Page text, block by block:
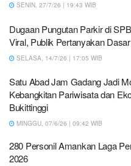
SENIN, 27/7/26 | 19:43 WIB
Dugaan Pungutan Parkir di
Viral, Publik Pertanyakan
SELASA, 14/7/26 | 17:05 WIB
Satu Abad Jam Gadang Jadi
Kebangkitan Pariwisata dan
Bukittinggi
MINGGU, 07/6/26 | 09:42 WIB
280 Personil Amankan Laga
2026